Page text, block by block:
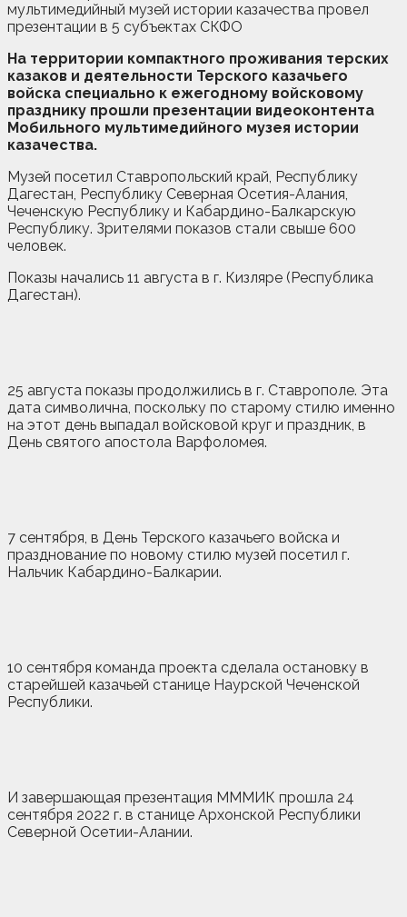
На территории компактного проживания терских
казаков и деятельности Терского казачьего
войска специально к ежегодному войсковому
празднику прошли презентации видеоконтента
Мобильного мультимедийного музея истории
казачества.
Музей посетил Ставропольский край, Республику
Дагестан, Республику Северная Осетия-Алания,
Чеченскую Республику и Кабардино-Балкарскую
Республику. Зрителями показов стали свыше 600
человек.
Показы начались 11 августа в г. Кизляре (Республика
Дагестан).
25 августа показы продолжились в г. Ставрополе. Эта
дата символична, поскольку по старому стилю именно
на этот день выпадал войсковой круг и праздник, в
День святого апостола Варфоломея.
7 сентября, в День Терского казачьего войска и
празднование по новому стилю музей посетил г.
Нальчик Кабардино-Балкарии.
10 сентября команда проекта сделала остановку в
старейшей казачьей станице Наурской Чеченской
Республики.
И завершающая презентация МММИК прошла 24
сентября 2022 г. в станице Архонской Республики
Северной Осетии-Алании.